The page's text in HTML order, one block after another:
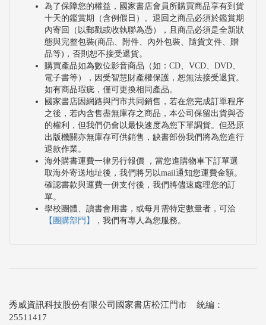
為了保障您的權益，國家書店會員所購買商品享有到貨
十天的鑑賞期（含例假日）。退回之商品必須於鑑賞期
內寄回（以郵戳或收執聯為憑），且商品必須是全新狀
態與完整包裝(商品、附件、內外包裝、隨貨文件、贈
品等)，否則恕不接受退貨。
購買產品如為數位影音商品（如：CD、VCD、DVD、
電子書等），因受智慧財產權保護，恕無法接受退貨。
如有商品瑕疵，僅可更換相同產品。
國家書店因網路與門市共同銷售，若在您完成訂單程序
之後，若內含售盡無庫存之商品，本公司保留出貨與否
的權利，但我們仍會以最快速度為您下單調貨。但恐原
出版機關亦無庫存可供銷售，缺書部份我們將為您進行
退款作業。
海外購書運費一律另行報價 ，當您進購物車下訂單選
取海外寄送地址後，我們將另以mail通知您運費金額。
確認書款與運費一併支付後，我們將儘速處理您的訂
單。
學校團體、讀書會用書，或每月需特定數量者，可洽
【團購部門】
，我們有專人為您服務。
秀威資訊科技股份有限公司國家書店松江門市 統編：
25511417